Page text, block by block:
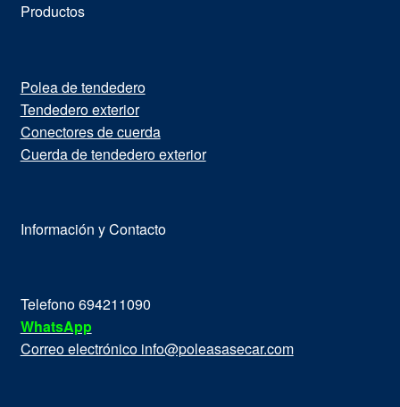
Productos
Polea de tendedero
Tendedero exterior
Conectores de cuerda
Cuerda de tendedero exterior
Información y Contacto
Telefono 694211090
WhatsApp
Correo electrónico info@poleasasecar.com